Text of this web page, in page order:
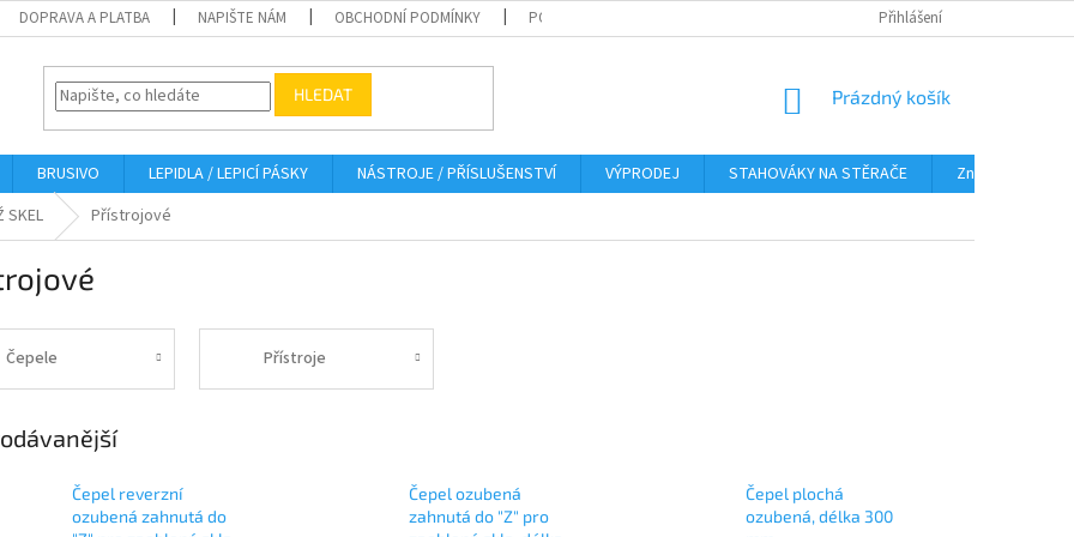
DOPRAVA A PLATBA NAPIŠTE NÁM OBCHODNÍ PODMÍNKY PODMÍNKY OCHRANY OSOBNÍCH ÚDAJŮ Přihlášení
HLEDAT
NÁKUPNÍ
Prázdný košík
BRUSIVO LEPIDLA / LEPICÍ PÁSKY NÁSTROJE / PŘÍSLUŠENSTVÍ VÝPRODEJ STAHOVÁKY NA STĚRAČE
Značky
SKEL Přístrojové
Čepele Přístroje
Čepel reverzní
ozubená zahnutá do
Čepel ozubená
zahnutá do "Z" pro
Čepel plochá
ozubená, délka 300